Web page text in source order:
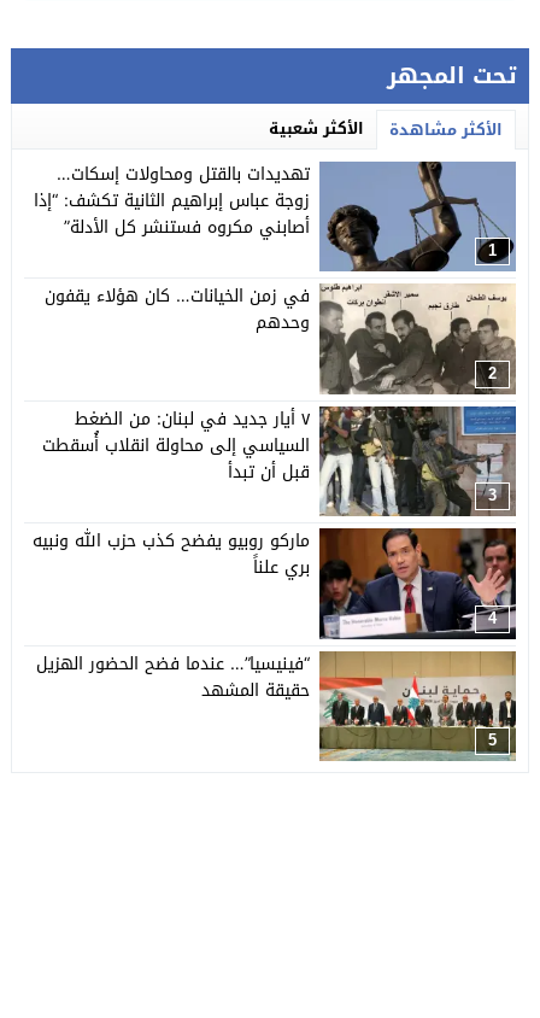
تحت المجهر
الأكثر مشاهدة الأكثر شعبية
1
تهديدات بالقتل ومحاولات إسكات…
زوجة عباس إبراهيم الثانية تكشف: “إذا
أصابني مكروه فستنشر كل الأدلة”
2
في زمن الخيانات… كان هؤلاء يقفون
وحدهم
3
٧ أيار جديد في لبنان: من الضغط
السياسي إلى محاولة انقلاب أُسقطت
قبل أن تبدأ
4
ماركو روبيو يفضح كذب حزب الله ونبيه
بري علناً
5
“فينيسيا”… عندما فضح الحضور الهزيل
حقيقة المشهد